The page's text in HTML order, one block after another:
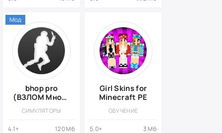
Симулятор CS
bhop pro
(ВЗЛОМ Много
СИМУЛЯТОРЫ
4.1+ 120 Мб
Мод
Girl Skins for
Minecraft PE
ОБУЧЕНИЕ
5.0+ 3 Мб